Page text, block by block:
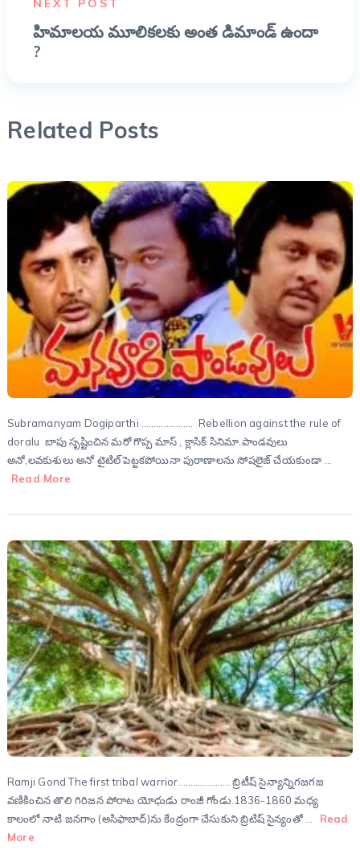
NEXT POST
హిమాలయ మూలికలకు అంత డిమాండ్ ఉందా
?
Related Posts
Subramanyam Dogiparthi ………………… Rebellion against the rule of
doralu బాపు సృష్టించిన మరో గొప్ప మాస్ , క్లాసిక్ సినిమా.పాండవులు
అనో,లవకుశులు అనో టైటిల్ పెట్టకపోయినా పురాణాలను సోషలైజ్ చేయకుండా …
Read More
Ramji Gond The first tribal warrior………………… బ్రిటీష్ సైన్యాన్నిగజగజ
వణికించిన తొలి గిరిజన పోరాట యోధుడు రాంజీ గోండు.1836-1860 మధ్య
కాలంలో నాటి జనగాం (అసిఫాబాద్)ను కేంద్రంగా చేసుకుని బ్రిటిష్ సైన్యంతో …
Read
More